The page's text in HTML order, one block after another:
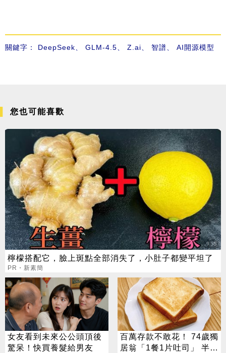
關鍵字： DeepSeek GLM-4.5 Z.ai 智譜 AI開源模型
您也可能喜歡
檸檬搭配它，臉上斑點全部消失了，小肚子都變平坦了
PR・新素簡
女友看到未來公公頭頂後
驚呆！快買養髮給男友
百萬存款不敢花！ 74歲獨
居翁「1餐1片吐司」 半年